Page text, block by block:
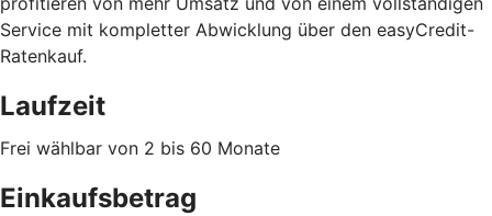
Service mit kompletter Abwicklung über den easyCredit-
Ratenkauf.
Laufzeit
Frei wählbar von 2 bis 60 Monate
Einkaufsbetrag